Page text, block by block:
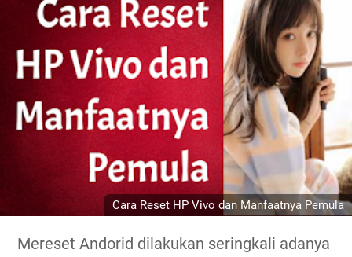
Cara Reset HP Vivo dan Manfaatnya Pemula
Mereset Andorid dilakukan seringkali adanya